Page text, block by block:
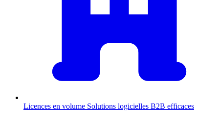
Licences en volume Solutions logicielles B2B efficaces